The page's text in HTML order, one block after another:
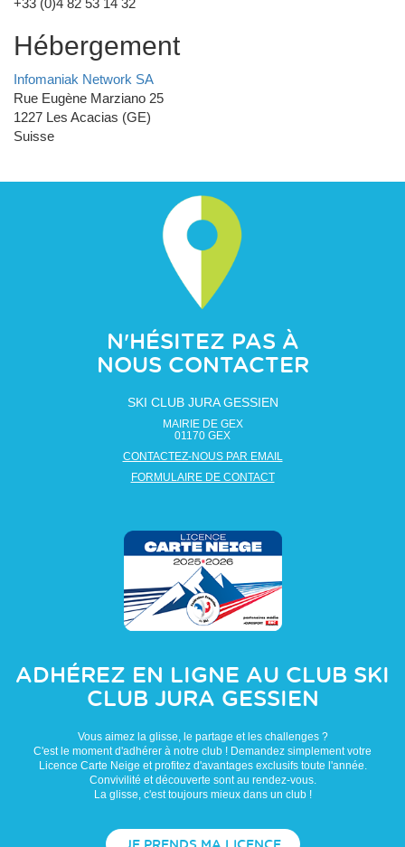
+33 (0)4 82 53 14 32
Hébergement
Infomaniak Network SA
Rue Eugène Marziano 25
1227 Les Acacias (GE)
Suisse
N'HÉSITEZ PAS À
NOUS CONTACTER
SKI CLUB JURA GESSIEN
MAIRIE DE GEX
01170 GEX
CONTACTEZ-NOUS PAR EMAIL
FORMULAIRE DE CONTACT
ADHÉREZ EN LIGNE AU CLUB SKI
CLUB JURA GESSIEN
Vous aimez la glisse, le partage et les challenges ?
C'est le moment d'adhérer à notre club ! Demandez simplement votre
Licence Carte Neige et profitez d'avantages exclusifs toute l'année.
Convivilité et découverte sont au rendez-vous.
La glisse, c'est toujours mieux dans un club !